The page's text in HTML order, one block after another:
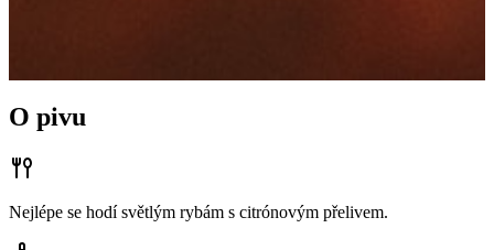
O pivu
Nejlépe se hodí světlým rybám s citrónovým přelivem.